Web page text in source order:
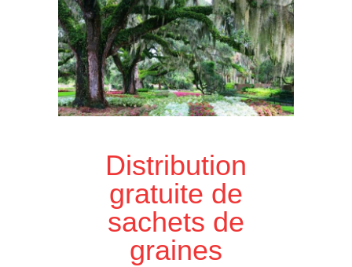
Distribution
gratuite de
sachets de
graines